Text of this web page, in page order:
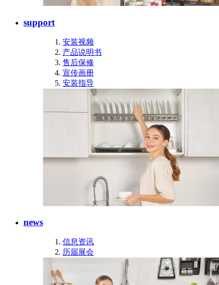
support
安装视频
产品说明书
售后保修
宣传画册
安装指导
news
信息资讯
历届展会